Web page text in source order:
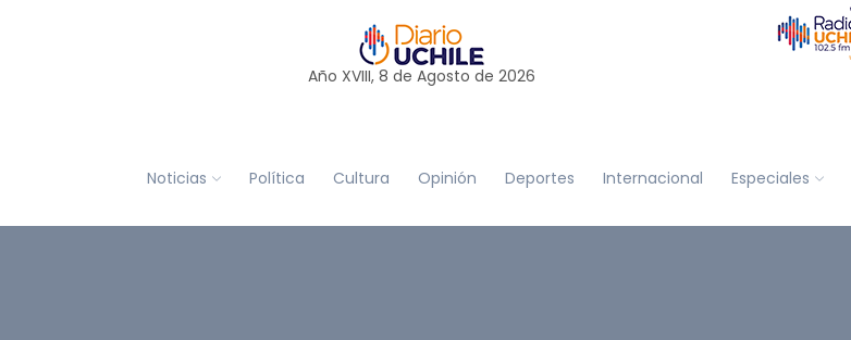
Año XVIII, 8 de Agosto de 2026
Noticias Política Cultura Opinión Deportes Internacional Especiales